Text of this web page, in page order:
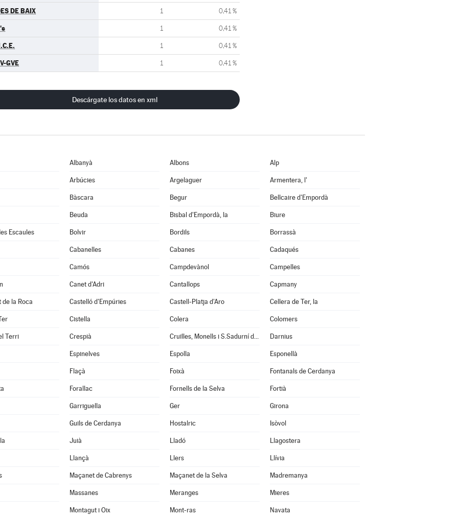
DE BAIX 1 0,41 %
1 0,41 %
1 0,41 %
GVE 1 0,41 %
Descárgate los datos en xml
Albanyà Albons Alp
Arbúcies Argelaguer Armentera, l'
Bàscara Begur Bellcaire d'Empordà
Beuda Bisbal d'Empordà, la Biure
Escaules Bolvir Bordils Borrassà
Cabanelles Cabanes Cadaqués
Camós Campdevànol Campelles
Canet d'Adri Cantallops Capmany
de la Roca Castelló d'Empúries Castell-Platja d'Aro Cellera de Ter, la
Cistella Colera Colomers
Terri Crespià Cruïlles, Monells i S.Sadurní de l'Heura Darnius
Espinelves Espolla Esponellà
Flaçà Foixà Fontanals de Cerdanya
Forallac Fornells de la Selva Fortià
Garriguella Ger Girona
Guils de Cerdanya Hostalric Isòvol
Juià Lladó Llagostera
Llançà Llers Llívia
Maçanet de Cabrenys Maçanet de la Selva Madremanya
Massanes Meranges Mieres
Montagut i Oix Mont-ras Navata